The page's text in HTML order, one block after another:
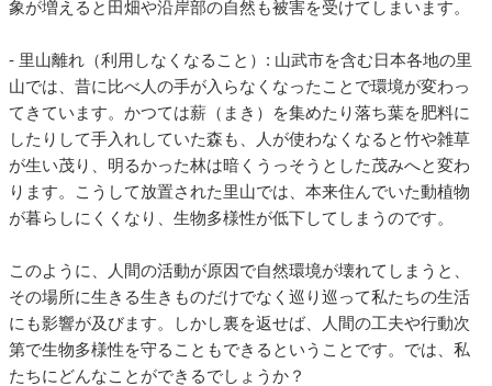
象が増えると田畑や沿岸部の自然も被害を受けてしまいます。
- 里山離れ（利用しなくなること）: 山武市を含む日本各地の里
山では、昔に比べ人の手が入らなくなったことで環境が変わっ
てきています。かつては薪（まき）を集めたり落ち葉を肥料に
したりして手入れしていた森も、人が使わなくなると竹や雑草
が生い茂り、明るかった林は暗くうっそうとした茂みへと変わ
ります。こうして放置された里山では、本来住んでいた動植物
が暮らしにくくなり、生物多様性が低下してしまうのです。
このように、人間の活動が原因で自然環境が壊れてしまうと、
その場所に生きる生きものだけでなく巡り巡って私たちの生活
にも影響が及びます。しかし裏を返せば、人間の工夫や行動次
第で生物多様性を守ることもできるということです。では、私
たちにどんなことができるでしょうか？